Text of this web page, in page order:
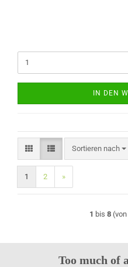
IN DEN
Sortieren nach
Sortieren nach
1 2 »
1 bis 8
Too much of